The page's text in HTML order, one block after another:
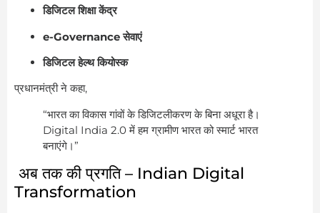
डिजिटल शिक्षा केंद्र
e-Governance सेवाएं
डिजिटल हेल्थ कियोस्क
प्रधानमंत्री ने कहा,
“भारत का विकास गांवों के डिजिटलीकरण के बिना अधूरा है।
Digital India 2.0 में हम ग्रामीण भारत को स्मार्ट भारत
बनाएंगे।”
अब तक की प्रगति – Indian Digital
Transformation